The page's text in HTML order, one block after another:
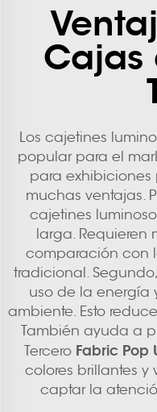
Cajas
Los cajetines
popular para el
para
muchas ventajas.
cajetines
larga. Requieren
comparación con
tradicional.
uso de la energía
ambiente. Esto
También ayuda a
Tercero Fabric Pop
colores brillantes y
captar la